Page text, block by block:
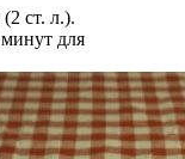
ст. л.).
для